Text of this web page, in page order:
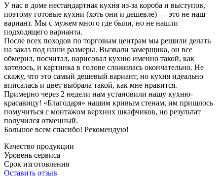
У нас в доме нестандартная кухня из-за короба и выступов,
поэтому готовые кухни (хоть они и дешевле) — это не наш
вариант. Мы с мужем много где были, но не нашли
подходящего варианта.
После всех походов по торговым центрам мы решили делать
на заказ под наши размеры. Вызвали замерщика, он все
обмерил, посчитал, нарисовал кухню именно такой, как
хотелось, и картинка в голове сложилась окончательно. Не
скажу, что это самый дешевый вариант, но кухня идеально
вписалась и цвет выбрала такой, как мне нравится.
Примерно через 2 недели нам установили нашу кухню-
красавицу! «Благодаря» нашим кривым стенам, им пришлось
помучиться с монтажом верхних шкафчиков, но результат
получился отменный.
Большое всем спасибо! Рекомендую!
Качество продукции
Уровень сервиса
Срок изготовления
Оставить отзыв